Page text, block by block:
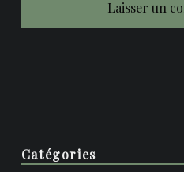
Catégories